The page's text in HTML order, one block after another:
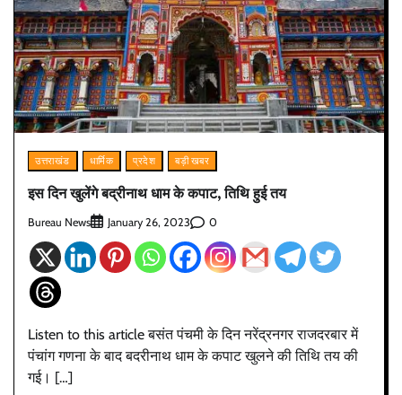
उत्तराखंड धार्मिक प्रदेश बड़ी खबर
इस दिन खुलेंगे बद्रीनाथ धाम के कपाट, तिथि हुई तय
Bureau News January 26, 2023 0
Listen to this article बसंत पंचमी के दिन नरेंद्रनगर राजदरबार में
पंचांग गणना के बाद बदरीनाथ धाम के कपाट खुलने की तिथि तय की
गई। […]